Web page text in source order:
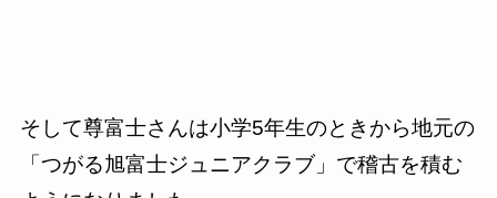
そして尊富士さんは小学5年生のときから地元の
「つがる旭富士ジュニアクラブ」で稽古を積む